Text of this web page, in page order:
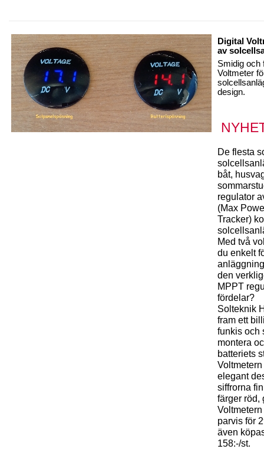
Digital
av
Smidig och
Voltmeter
design.
De flesta
båt,
regulator
(Max
Tracker)
Med två
du enkelt
den
MPPT
fördelar?
Solteknik
fram ett
funkis och
montera
batteriets
elegant
siffrorna
färger röd,
parvis för
även
158:-/st.